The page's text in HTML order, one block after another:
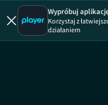
Wypróbuj
Korzystaj z
działaniem